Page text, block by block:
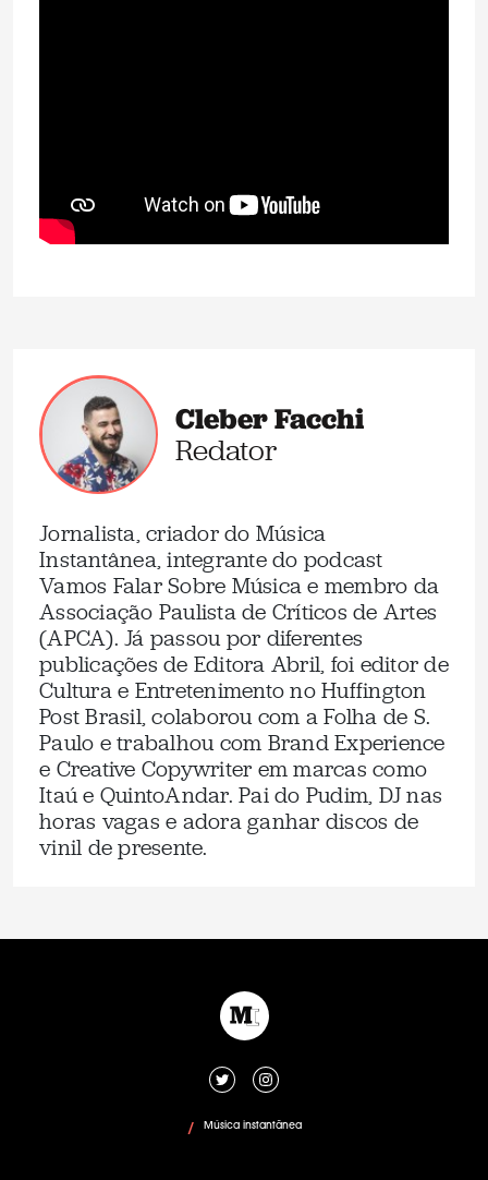
Cleber Facchi
Redator
Jornalista, criador do Música
Instantânea, integrante do podcast
Vamos Falar Sobre Música e membro da
Associação Paulista de Críticos de Artes
(APCA). Já passou por diferentes
publicações de Editora Abril, foi editor de
Cultura e Entretenimento no Huffington
Post Brasil, colaborou com a Folha de S.
Paulo e trabalhou com Brand Experience
e Creative Copywriter em marcas como
Itaú e QuintoAndar. Pai do Pudim, DJ nas
horas vagas e adora ganhar discos de
vinil de presente.
/ Música instantânea